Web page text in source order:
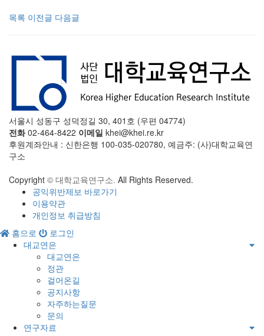
목록 이전글 다음글
서울시 성동구 성덕정길 30, 401호 (우편 04774)
전화02-464-8422 이메일 khei@khei.re.kr
후원계좌안내 : 신한은행 100-035-020780, 예금주: (사)대학교육연
구소
Copyright © 대학교육연구소. All Rights Reserved.
공익위반제보 바로가기
이용약관
개인정보 취급방침
홈으로
로그인
대교연은
대교연은
정관
걸어온길
공지사항
자주하는질문
문의
연구자료